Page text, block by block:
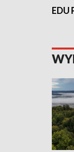
EDU